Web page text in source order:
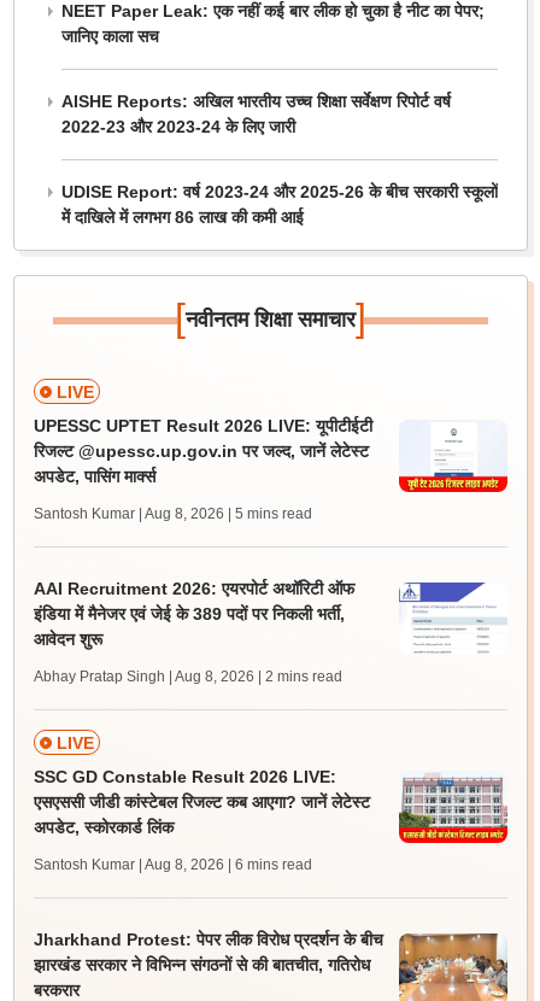
NEET Paper Leak: एक नहीं कई बार लीक हो चुका है नीट का पेपर;
जानिए काला सच
AISHE Reports: अखिल भारतीय उच्च शिक्षा सर्वेक्षण रिपोर्ट वर्ष
2022-23 और 2023-24 के लिए जारी
UDISE Report: वर्ष 2023-24 और 2025-26 के बीच सरकारी स्कूलों
में दाखिले में लगभग 86 लाख की कमी आई
[नवीनतम शिक्षा समाचार]
LIVE
UPESSC UPTET Result 2026 LIVE: यूपीटीईटी
रिजल्ट @upessc.up.gov.in पर जल्द, जानें लेटेस्ट
अपडेट, पासिंग मार्क्स
Santosh Kumar | Aug 8, 2026 | 5 mins read
AAI Recruitment 2026: एयरपोर्ट अथॉरिटी ऑफ
इंडिया में मैनेजर एवं जेई के 389 पदों पर निकली भर्ती,
आवेदन शुरू
Abhay Pratap Singh | Aug 8, 2026 | 2 mins read
LIVE
SSC GD Constable Result 2026 LIVE:
एसएससी जीडी कांस्टेबल रिजल्ट कब आएगा? जानें लेटेस्ट
अपडेट, स्कोरकार्ड लिंक
Santosh Kumar | Aug 8, 2026 | 6 mins read
Jharkhand Protest: पेपर लीक विरोध प्रदर्शन के बीच
झारखंड सरकार ने विभिन्न संगठनों से की बातचीत, गतिरोध
बरकरार